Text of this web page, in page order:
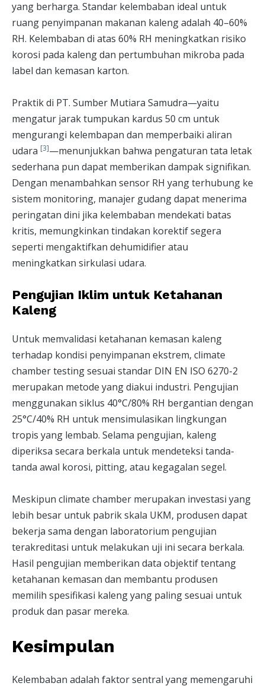
yang berharga. Standar kelembaban ideal untuk
ruang penyimpanan makanan kaleng adalah 40–60%
RH. Kelembaban di atas 60% RH meningkatkan risiko
korosi pada kaleng dan pertumbuhan mikroba pada
label dan kemasan karton.
Praktik di PT. Sumber Mutiara Samudra—yaitu
mengatur jarak tumpukan kardus 50 cm untuk
mengurangi kelembapan dan memperbaiki aliran
udara [3]—menunjukkan bahwa pengaturan tata letak
sederhana pun dapat memberikan dampak signifikan.
Dengan menambahkan sensor RH yang terhubung ke
sistem monitoring, manajer gudang dapat menerima
peringatan dini jika kelembaban mendekati batas
kritis, memungkinkan tindakan korektif segera
seperti mengaktifkan dehumidifier atau
meningkatkan sirkulasi udara.
Pengujian Iklim untuk Ketahanan
Kaleng
Untuk memvalidasi ketahanan kemasan kaleng
terhadap kondisi penyimpanan ekstrem, climate
chamber testing sesuai standar DIN EN ISO 6270-2
merupakan metode yang diakui industri. Pengujian
menggunakan siklus 40°C/80% RH bergantian dengan
25°C/40% RH untuk mensimulasikan lingkungan
tropis yang lembab. Selama pengujian, kaleng
diperiksa secara berkala untuk mendeteksi tanda-
tanda awal korosi, pitting, atau kegagalan segel.
Meskipun climate chamber merupakan investasi yang
lebih besar untuk pabrik skala UKM, produsen dapat
bekerja sama dengan laboratorium pengujian
terakreditasi untuk melakukan uji ini secara berkala.
Hasil pengujian memberikan data objektif tentang
ketahanan kemasan dan membantu produsen
memilih spesifikasi kaleng yang paling sesuai untuk
produk dan pasar mereka.
Kesimpulan
Kelembaban adalah faktor sentral yang memengaruhi